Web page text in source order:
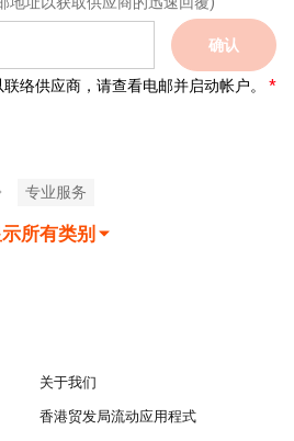
确认
络供应商，请查看电邮并启动帐户。
专业服务
所有类别
关于我们
香港贸发局流动应用程式